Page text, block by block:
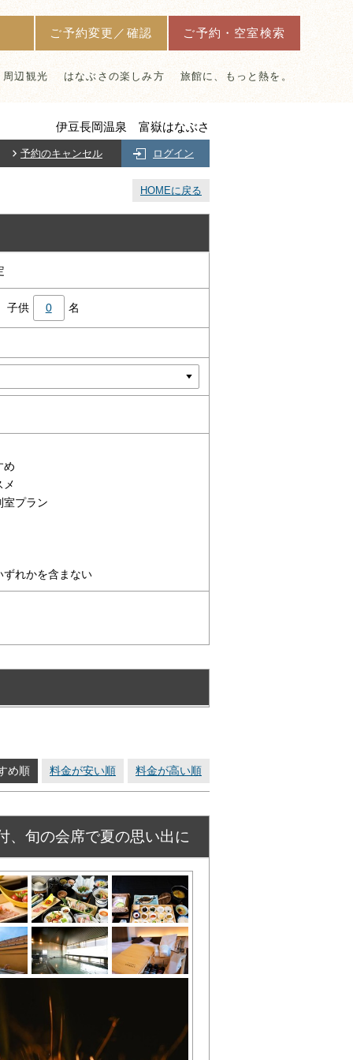
ご予約変更／確認 ご予約・空室検索
周辺観光 はなぶさの楽しみ方 旅館に、もっと熱を。
伊豆長岡温泉 富嶽はなぶさ
予約のキャンセル ログイン
HOMEに戻る
子供 0 名
め
メ
室プラン
ずれかを含まない
め順 料金が安い順 料金が高い順
、旬の会席で夏の思い出に